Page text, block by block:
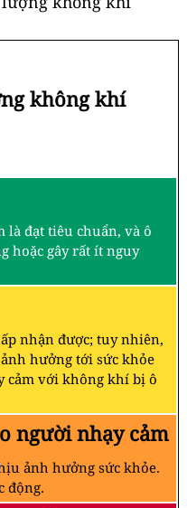
không khí
là đạt tiêu chuẩn, và ô
hoặc gây rất ít nguy
nhận được; tuy nhiên,
hưởng tới sức khỏe
cảm với không khí bị ô
người nhạy cảm
ảnh hưởng sức khỏe.
động.